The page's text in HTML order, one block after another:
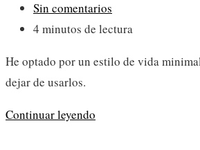
de
la
Comentarios
de
entrada:
Sin comentarios
Tiempo
lectura:
4 minutos de lectura
He optado por un estilo de vida
dejar de usarlos.
Continuar leyendo